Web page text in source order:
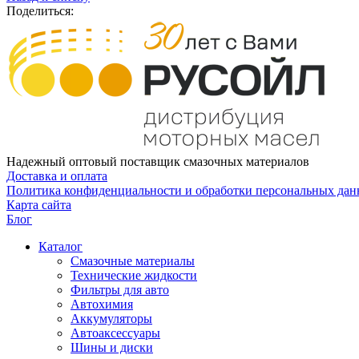
Поделиться:
Надежный оптовый поставщик смазочных материалов
Доставка и оплата
Политика конфиденциальности и обработки персональных
Карта сайта
Блог
Каталог
Смазочные материалы
Технические жидкости
Фильтры для авто
Автохимия
Аккумуляторы
Автоаксессуары
Шины и диски